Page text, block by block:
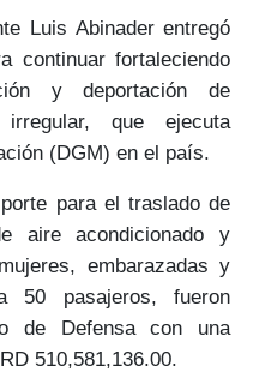
Luis Abinaderentregó
continuar fortaleciendo
y deportación de
, que ejecuta
(DGM) en el país.
para el traslado de
aire acondicionado y
mujeres, embarazadas y
50 pasajeros, fueron
de Defensacon una
RD 510,581,136.00.